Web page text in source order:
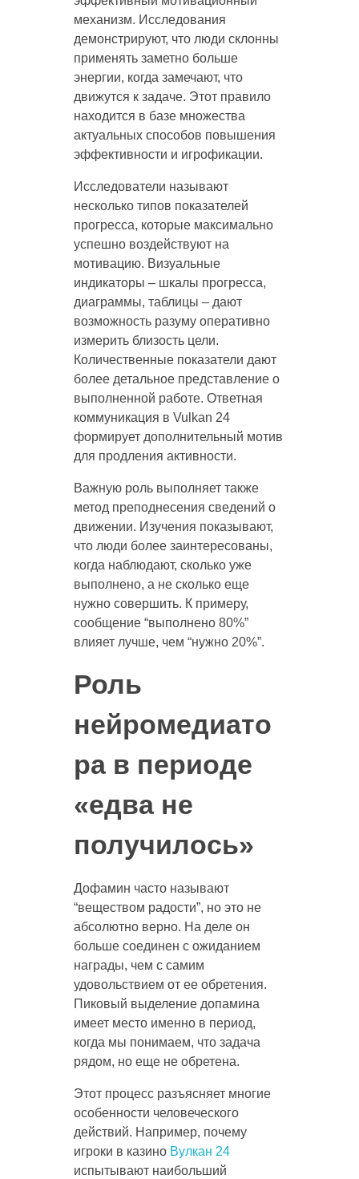
механизм. Исследования
демонстрируют, что люди склонны
применять заметно больше
энергии, когда замечают, что
движутся к задаче. Этот правило
находится в базе множества
актуальных способов повышения
эффективности и игрофикации.
Исследователи называют
несколько типов показателей
прогресса, которые максимально
успешно воздействуют на
мотивацию. Визуальные
индикаторы – шкалы прогресса,
диаграммы, таблицы – дают
возможность разуму оперативно
измерить близость цели.
Количественные показатели дают
более детальное представление о
выполненной работе. Ответная
коммуникация в Vulkan 24
формирует дополнительный мотив
для продления активности.
Важную роль выполняет также
метод преподнесения сведений о
движении. Изучения показывают,
что люди более заинтересованы,
когда наблюдают, сколько уже
выполнено, а не сколько еще
нужно совершить. К примеру,
сообщение “выполнено 80%”
влияет лучше, чем “нужно 20%”.
Роль
нейромедиато
ра в периоде
«едва не
получилось»
Дофамин часто называют
“веществом радости”, но это не
абсолютно верно. На деле он
больше соединен с ожиданием
награды, чем с самим
удовольствием от ее обретения.
Пиковый выделение допамина
имеет место именно в период,
когда мы понимаем, что задача
рядом, но еще не обретена.
Этот процесс разъясняет многие
особенности человеческого
действий. Например, почему
игроки в казино Вулкан 24
испытывают наибольший